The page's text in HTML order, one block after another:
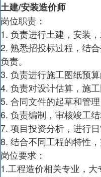
土建/安装造价师
岗位职责：
1. 负责进行土建，安装
2. 熟悉招投标过程，结
负责。
3. 负责进行施工图纸预算
4. 负责对设计估算，施
5. 合同文件的起草和管
6. 负责编制，审核竣工
7. 项目投资分析，进行
8. 结合不同工程的特性
岗位要求：
1.工程造价相关专业，大